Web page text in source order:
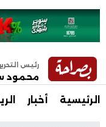
رئيس التحرير
محمود
الرئيسية أخبار